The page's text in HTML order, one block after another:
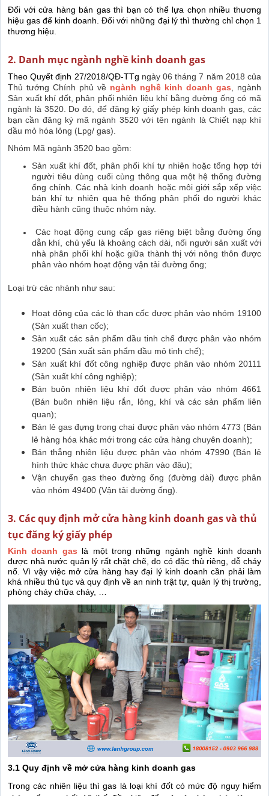
Đối với cửa hàng bán gas thì bạn có thể lựa chọn nhiều thương
hiệu gas để kinh doanh. Đối với những đại lý thì thường chỉ chọn 1
thương hiệu.
2. Danh mục ngành nghề kinh doanh gas
Theo Quyết định 27/2018/QĐ-TTg ngày 06 tháng 7 năm 2018 của
Thủ tướng Chính phủ về ngành nghề kinh doanh gas, ngành
Sản xuất khí đốt, phân phối nhiên liệu khí bằng đường ống có mã
ngành là 3520. Do đó, để đăng ký giấy phép kinh doanh gas, các
bạn cần đăng ký mã ngành 3520 với tên ngành là Chiết nạp khí
dầu mỏ hóa lỏng (Lpg/ gas).
Nhóm Mã ngành 3520 bao gồm:
Sản xuất khí đốt, phân phối khí tự nhiên hoặc tổng hợp tới
người tiêu dùng cuối cùng thông qua một hệ thống đường
ống chính. Các nhà kinh doanh hoặc môi giới sắp xếp việc
bán khí tự nhiên qua hệ thống phân phối do người khác
điều hành cũng thuộc nhóm này.
Các hoạt động cung cấp gas riêng biệt bằng đường ống
dẫn khí, chủ yếu là khoảng cách dài, nối người sản xuất với
nhà phân phối khí hoặc giữa thành thị với nông thôn được
phân vào nhóm hoạt động vận tải đường ống;
Loại trừ các nhành như sau:
Hoạt động của các lò than cốc được phân vào nhóm 19100
(Sản xuất than cốc);
Sản xuất các sản phẩm dầu tinh chế được phân vào nhóm
19200 (Sản xuất sản phẩm dầu mỏ tinh chế);
Sản xuất khí đốt công nghiệp được phân vào nhóm 20111
(Sản xuất khí công nghiệp);
Bán buôn nhiên liệu khí đốt được phân vào nhóm 4661
(Bán buôn nhiên liệu rắn, lỏng, khí và các sản phẩm liên
quan);
Bán lẻ gas đựng trong chai được phân vào nhóm 4773 (Bán
lẻ hàng hóa khác mới trong các cửa hàng chuyên doanh);
Bán thẳng nhiên liệu được phân vào nhóm 47990 (Bán lẻ
hình thức khác chưa được phân vào đâu);
Vận chuyển gas theo đường ống (đường dài) được phân
vào nhóm 49400 (Vận tải đường ống).
3. Các quy định mở cửa hàng kinh doanh gas và thủ
tục đăng ký giấy phép
Kinh doanh gas là một trong những ngành nghề kinh doanh
được nhà nước quản lý rất chặt chẽ, do có đặc thù riêng, dễ cháy
nổ. Vì vậy việc mở cửa hàng hay đại lý kinh doanh cần phải làm
khá nhiều thủ tục và quy định về an ninh trật tự, quản lý thị trường,
phòng cháy chữa cháy, …
3.1 Quy định về mở cửa hàng kinh doanh gas
Trong các nhiên liệu thì gas là loại khí đốt có mức độ nguy hiểm